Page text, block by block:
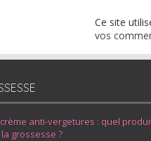
Ce site
vos
anti-vergetures : quel
grossesse ?